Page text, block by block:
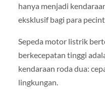
hanya menjadi
eksklusif bagi para
Sepeda motor listrik
berkecepatan tinggi
kendaraan roda dua:
lingkungan.